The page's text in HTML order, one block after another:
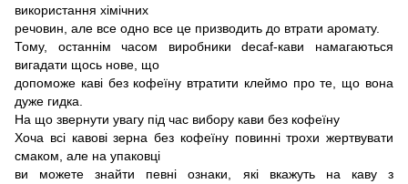
використання хімічних
речовин, але все одно все це призводить до втрати аромату.
Тому, останнім часом виробники decaf-кави намагаються
вигадати щось нове, що
допоможе каві без кофеїну втратити клеймо про те, що вона
дуже гидка.
На що звернути увагу під час вибору кави без кофеїну
Хоча всі кавові зерна без кофеїну повинні трохи жертвувати
смаком, але на упаковці
ви можете знайти певні ознаки, які вкажуть на каву з